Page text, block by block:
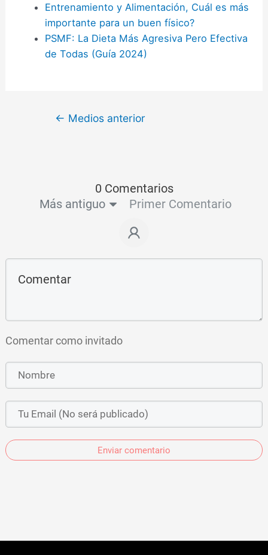
Entrenamiento y Alimentación, Cuál es más
importante para un buen físico?
PSMF: La Dieta Más Agresiva Pero Efectiva
de Todas (Guía 2024)
← Medios anterior
0 Comentarios
Más antiguo
Primer Comentario
Comentar como invitado
Enviar comentario